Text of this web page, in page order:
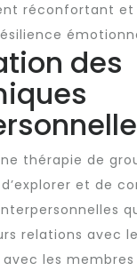
réconfortant et
des
thérapie de
et de
relations avec
les membres